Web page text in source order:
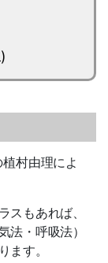
村由理によ
スもあれば、
法・呼吸法）
ます。